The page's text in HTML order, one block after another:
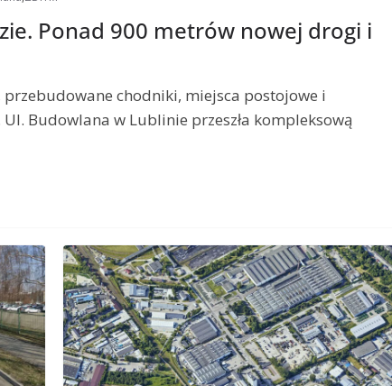
Ponad 900 metrów nowej drogi i
chodniki, miejsca postojowe i
Budowlana w Lublinie przeszła kompleksową